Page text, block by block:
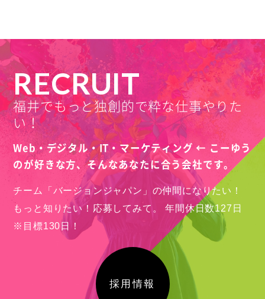
RECRUIT
福井でもっと独創的で粋な仕事やりた
い！
Web・デジタル・IT・マーケティング ← こーゆう
のが好きな方、そんなあなたに合う会社です。
チーム「バージョンジャパン」の仲間になりたい！
もっと知りたい！応募してみて。
年間休日数127日
※目標130日！
採用情報